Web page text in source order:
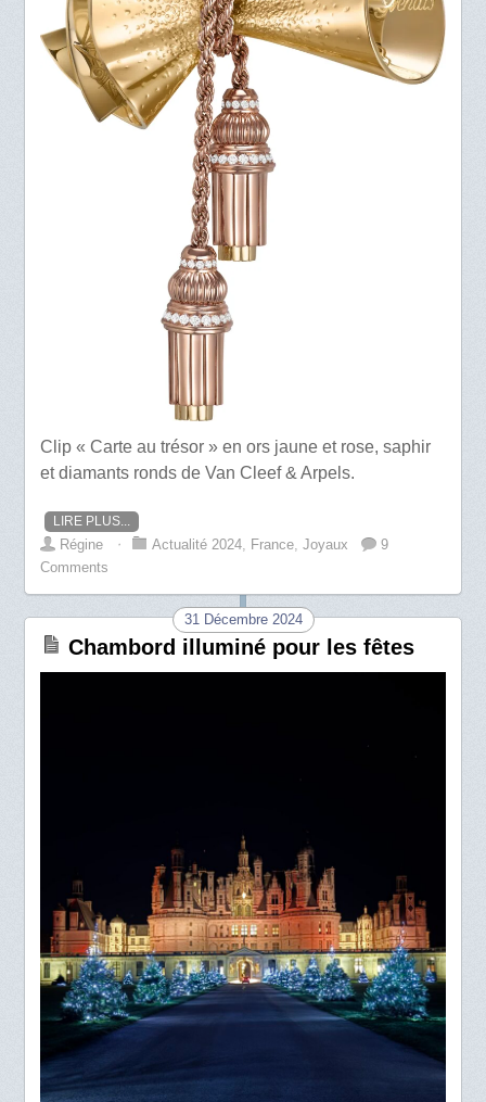
Clip « Carte au trésor » en ors jaune et rose, saphir
et diamants ronds de Van Cleef & Arpels.
LIRE PLUS...
Régine ⋅ Actualité 2024, France,Joyaux
9
Comments
31 Décembre 2024
Chambord illuminé pour les fêtes